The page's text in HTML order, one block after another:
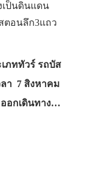
เป็นดินแดน
ตอนลึก3แถว
ภททัวร์ รถบัส
ลา 7 สิงหาคม
ออกเดินทาง…